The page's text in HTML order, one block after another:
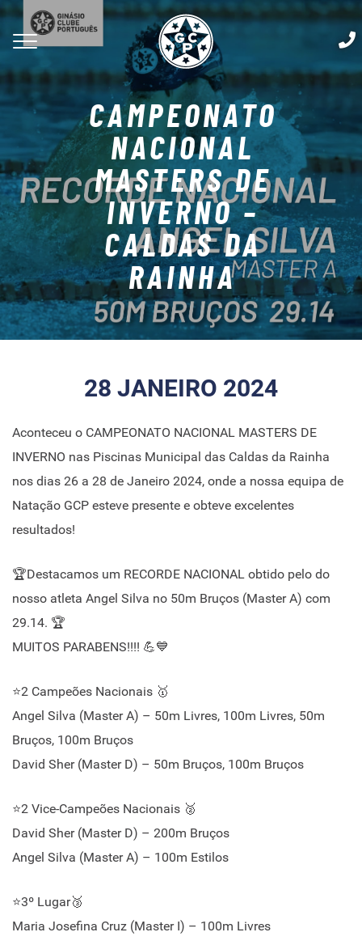
CAMPEONATO
NACIONAL
MASTERS DE
INVERNO –
CALDAS DA
RAINHA
28 JANEIRO 2024
Aconteceu o CAMPEONATO NACIONAL MASTERS DE
INVERNO nas Piscinas Municipal das Caldas da Rainha
nos dias 26 a 28 de Janeiro 2024, onde a nossa equipa de
Natação GCP esteve presente e obteve excelentes
resultados!
🏆Destacamos um RECORDE NACIONAL obtido pelo do
nosso atleta Angel Silva no 50m Bruços (Master A) com
29.14. 🏆
MUITOS PARABENS!!!! 💪💙
⭐2 Campeões Nacionais 🥇
Angel Silva (Master A) – 50m Livres, 100m Livres, 50m
Bruços, 100m Bruços
David Sher (Master D) – 50m Bruços, 100m Bruços
⭐2 Vice-Campeões Nacionais 🥈
David Sher (Master D) – 200m Bruços
Angel Silva (Master A) – 100m Estilos
⭐3º Lugar🥉
Maria Josefina Cruz (Master I) – 100m Livres